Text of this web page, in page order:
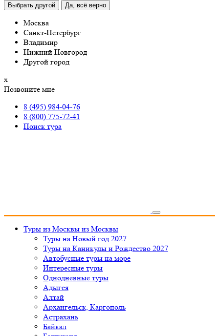
Выбрать другой Да, всё верно
Москва
Санкт-Петербург
Владимир
Нижний Новгород
Другой город
х
Позвоните мне
8 (495) 984-04-76
8 (800) 775-72-41
Поиск тура
Туры из Москвы из Москвы
Туры на Новый год 2027
Туры на Каникулы и Рождество 2027
Автобусные туры на море
Интересные туры
Однодневные туры
Адыгея
Алтай
Архангельск, Каргополь
Астрахань
Байкал